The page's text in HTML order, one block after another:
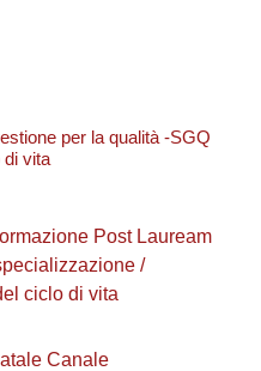
per la qualità -SGQ
di vita
Post Lauream
/
ciclo di vita
Canale